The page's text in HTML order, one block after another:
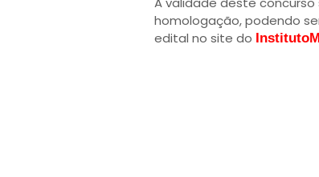
homologação, podendo
edital no site do